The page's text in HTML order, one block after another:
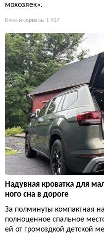
мохозяек».
Кино и сериалы 1 917
Надувная кроватка для
ного сна в дороге
За полминуты компактная
полноценное спальное
ей от громоздкой детской